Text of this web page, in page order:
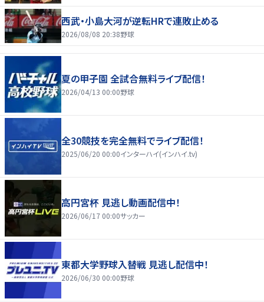
西武・小島大河が逆転HRで連敗止める
2026/08/08 20:38野球
夏の甲子園 全試合無料ライブ配信！
2026/04/13 00:00野球
全30競技を完全無料でライブ配信！
2025/06/20 00:00インターハイ(インハイ.tv)
高円宮杯 見逃し動画配信中！
2026/06/17 00:00サッカー
東都大学野球入替戦 見逃し配信中！
2026/06/30 00:00野球